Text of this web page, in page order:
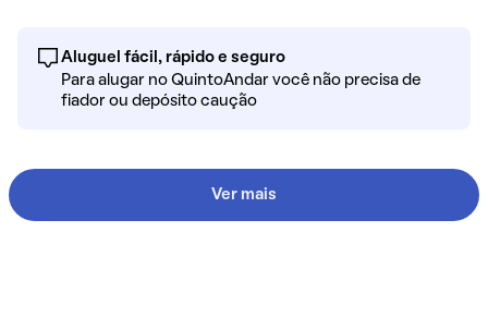
Aluguel fácil, rápido e seguro
Para alugar no QuintoAndar você não precisa de
fiador ou depósito caução
Ver mais